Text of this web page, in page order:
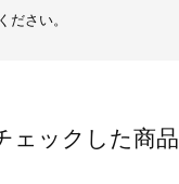
さい。
ェックした商品